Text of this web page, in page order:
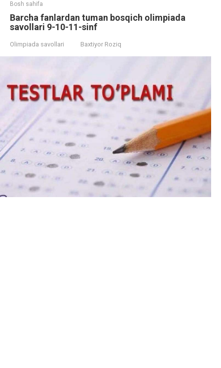
Bosh sahifa
Barcha fanlardan tuman bosqich olimpiada
savollari 9-10-11-sinf
Olimpiada savollari Baxtiyor Roziq